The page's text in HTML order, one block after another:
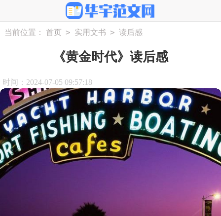
当前位置： 首页 > 实用文书 > 读后感
《黄金时代》读后感
时间：2024-07-05 09:57:18